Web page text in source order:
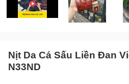
Nịt Da Cá Sấu Liền Đan
N33ND